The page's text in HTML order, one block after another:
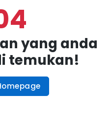
yang anda
temukan!